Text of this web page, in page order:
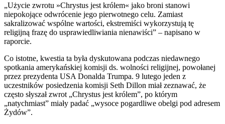
„Użycie zwrotu »Chrystus jest królem« jako broni stanowi
niepokojące odwrócenie jego pierwotnego celu. Zamiast
sakralizować wspólne wartości, ekstremiści wykorzystują tę
religijną frazę do usprawiedliwiania nienawiści” – napisano w
raporcie.
Co istotne, kwestia ta była dyskutowana podczas niedawnego
spotkania amerykańskiej komisji ds. wolności religijnej, powołanej
przez prezydenta USA Donalda Trumpa. 9 lutego jeden z
uczestników posiedzenia komisji Seth Dillon miał zeznawać, że
często słyszał zwrot „Chrystus jest królem”, po którym
„natychmiast” miały padać „wysoce pogardliwe obelgi pod adresem
Żydów”.